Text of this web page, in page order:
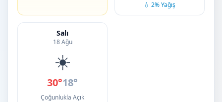
💧 2% Yağış
Salı
18 Ağu
☀️
30°18°
Çoğunlukla Açık